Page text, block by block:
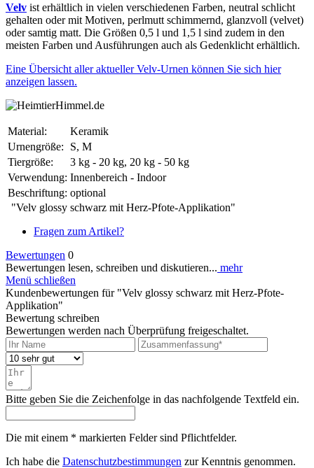
Velv ist erhältlich in vielen verschiedenen Farben, neutral schlicht
gehalten oder mit Motiven, perlmutt schimmernd, glanzvoll (velvet)
oder samtig matt. Die Größen 0,5 l und 1,5 l sind zudem in den
meisten Farben und Ausführungen auch als Gedenklicht erhältlich.
Eine Übersicht aller aktueller Velv-Urnen können Sie sich hier
anzeigen lassen.
Material:
Keramik
Urnengröße:
S, M
Tiergröße:
3 kg - 20 kg, 20 kg - 50 kg
Verwendung: Innenbereich - Indoor
Beschriftung: optional
"Velv glossy schwarz mit Herz-Pfote-Applikation"
Fragen zum Artikel?
Bewertungen 0
Bewertungen lesen, schreiben und diskutieren... mehr
Menü schließen
Kundenbewertungen für "Velv glossy schwarz mit Herz-Pfote-
Applikation"
Bewertung schreiben
Bewertungen werden nach Überprüfung freigeschaltet.
Bitte geben Sie die Zeichenfolge in das nachfolgende Textfeld ein.
Die mit einem * markierten Felder sind Pflichtfelder.
Ich habe die Datenschutzbestimmungen zur Kenntnis genommen.